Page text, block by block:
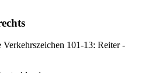
Verkehrszeichen 101-13: Reiter -